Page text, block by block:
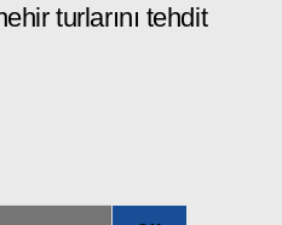
turlarını tehdit